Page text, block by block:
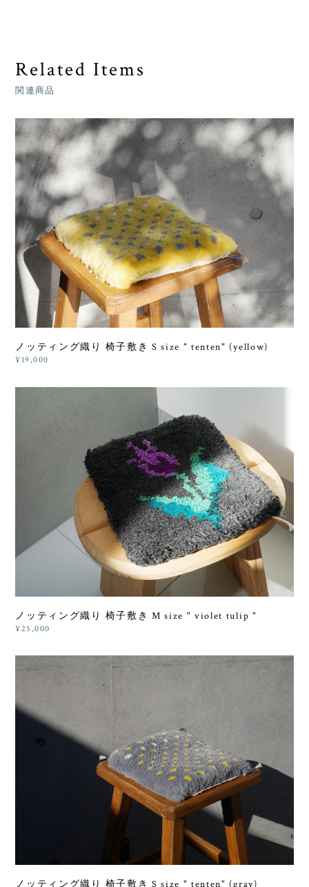
Related Items
関連商品
ノッティング織り 椅子敷き S size " tenten" (yellow)
¥19,000
ノッティング織り 椅子敷き M size " violet tulip "
¥25,000
ノッティング織り 椅子敷き S size " tenten" (gray)